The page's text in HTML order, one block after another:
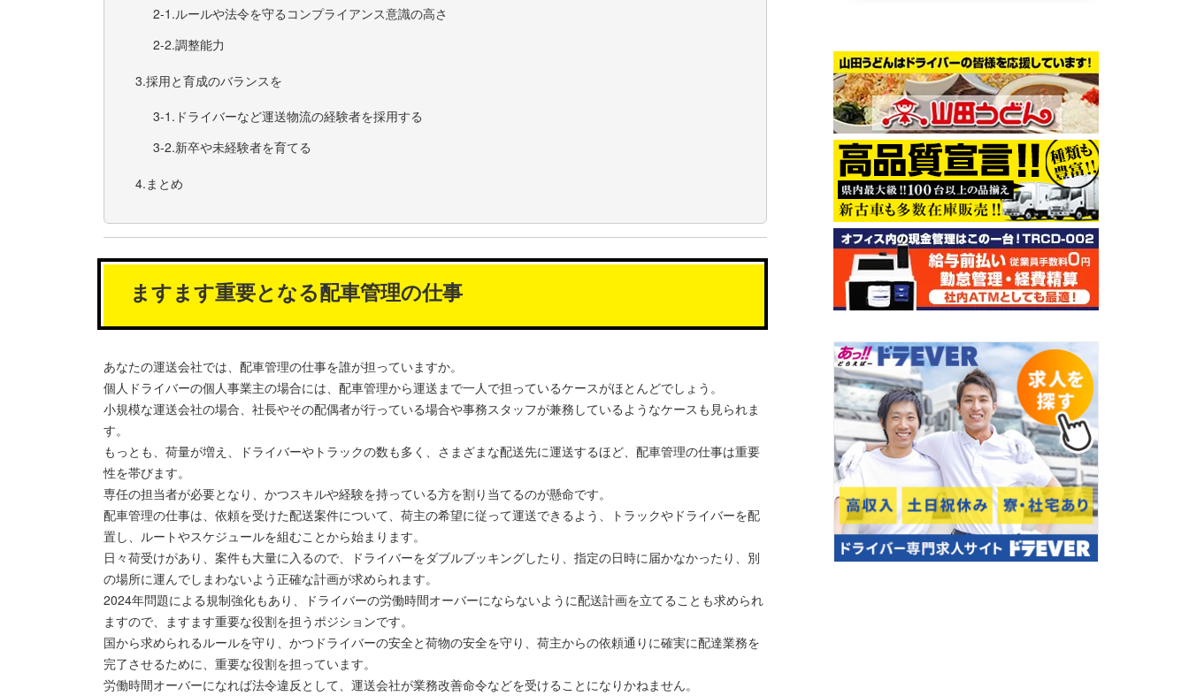
ルールや法令を守るコンプライアンス意識の高さ
調整能力
採用と育成のバランスを
ドライバーなど運送物流の経験者を採用する
新卒や未経験者を育てる
まとめ
ますます重要となる配車管理の仕事
あなたの運送会社では、配車管理の仕事を誰が担っていますか。
個人ドライバーの個人事業主の場合には、配車管理から運送まで一人で担っているケースがほとんどでしょう。
小規模な運送会社の場合、社長やその配偶者が行っている場合や事務スタッフが兼務しているようなケースも見られま
す。
もっとも、荷量が増え、ドライバーやトラックの数も多く、さまざまな配送先に運送するほど、配車管理の仕事は重要
性を帯びます。
専任の担当者が必要となり、かつスキルや経験を持っている方を割り当てるのが懸命です。
配車管理の仕事は、依頼を受けた配送案件について、荷主の希望に従って運送できるよう、トラックやドライバーを配
置し、ルートやスケジュールを組むことから始まります。
日々荷受けがあり、案件も大量に入るので、ドライバーをダブルブッキングしたり、指定の日時に届かなかったり、別
の場所に運んでしまわないよう正確な計画が求められます。
2024年問題による規制強化もあり、ドライバーの労働時間オーバーにならないように配送計画を立てることも求められ
ますので、ますます重要な役割を担うポジションです。
国から求められるルールを守り、かつドライバーの安全と荷物の安全を守り、荷主からの依頼通りに確実に配達業務を
完了させるために、重要な役割を担っています。
労働時間オーバーになれば法令違反として、運送会社が業務改善命令などを受けることになりかねません。